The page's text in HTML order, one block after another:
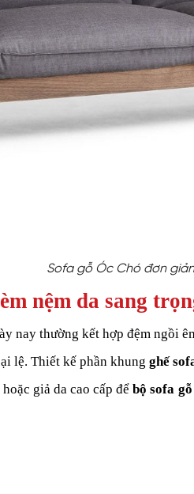
Sofa gỗ Óc Chó đơn
nệm da sang
nay thường kết hợp đệm ngồi
lệ. Thiết kế phần khung ghế
giả da cao cấp đểbộ sofa